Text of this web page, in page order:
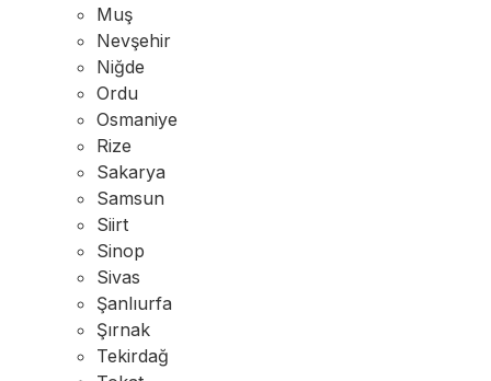
Muş
Nevşehir
Niğde
Ordu
Osmaniye
Rize
Sakarya
Samsun
Siirt
Sinop
Sivas
Şanlıurfa
Şırnak
Tekirdağ